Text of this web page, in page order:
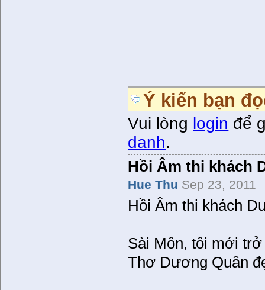
Ý kiến bạn
Vui lòng login để
danh.
Hồi Âm thi khách
Hue Thu Sep 23, 2011
Hồi Âm thi khách
Sài Môn, tôi mới
Thơ Dương Quân